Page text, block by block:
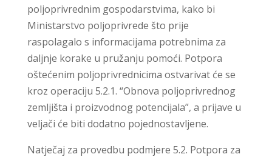
poljoprivrednim gospodarstvima, kako bi
Ministarstvo poljoprivrede što prije
raspolagalo s informacijama potrebnima za
daljnje korake u pružanju pomoći. Potpora
oštećenim poljoprivrednicima ostvarivat će se
kroz operaciju 5.2.1. “Obnova poljoprivrednog
zemljišta i proizvodnog potencijala”, a prijave u
veljači će biti dodatno pojednostavljene.
Natječaj za provedbu podmjere 5.2. Potpora za